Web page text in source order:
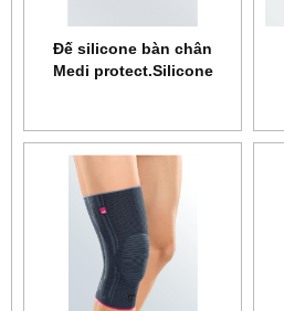
Đế silicone bàn chân
Medi protect.Silicone